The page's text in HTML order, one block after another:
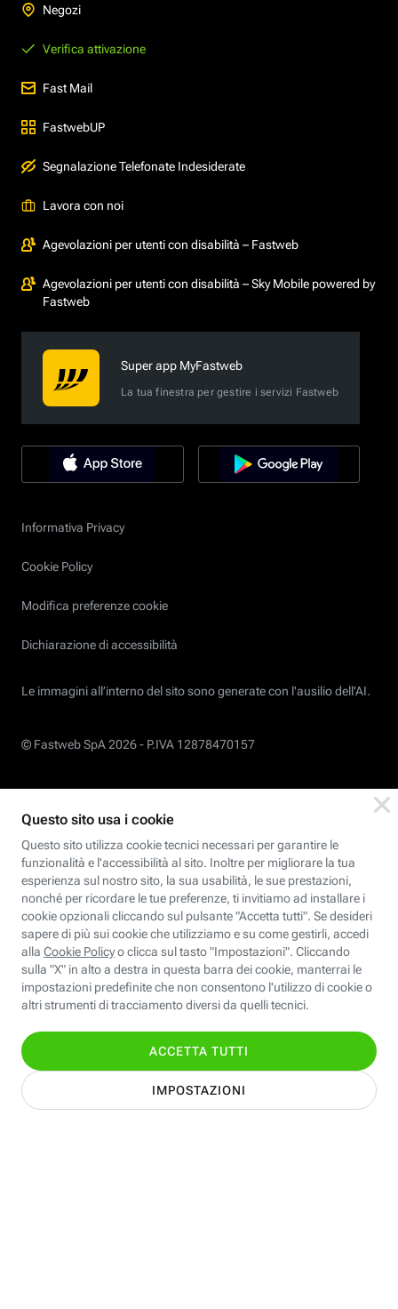
Negozi
Verifica attivazione
Fast Mail
FastwebUP
Segnalazione Telefonate Indesiderate
Lavora con noi
Agevolazioni per utenti con disabilità – Fastweb
Agevolazioni per utenti con disabilità – Sky Mobile powered by
Fastweb
Super app MyFastweb
La tua finestra per gestire i servizi Fastweb
Informativa Privacy
Cookie Policy
Modifica preferenze cookie
Dichiarazione di accessibilità
Le immagini all’interno del sito sono generate con l'ausilio dell'AI.
© Fastweb SpA 2026 - P.IVA 12878470157